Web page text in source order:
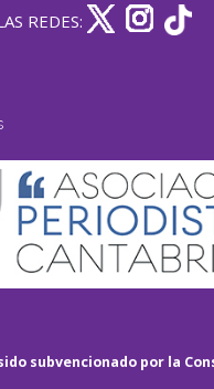
REDES:
subvencionado por la